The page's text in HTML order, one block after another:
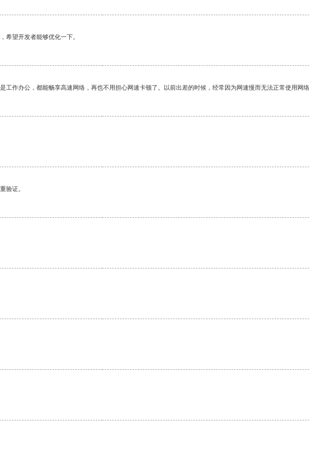
希望开发者能够优化一下。
作办公，都能畅享高速网络，再也不用担心网速卡顿了。以前出差的时候，经常因为网速慢而无法正常使用网
验证。